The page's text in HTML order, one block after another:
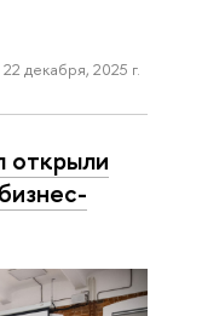
22 декабря, 2025 г.